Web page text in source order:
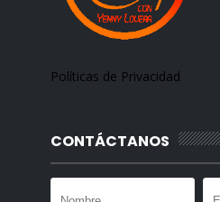
Políticas de Privacidad
CONTÁCTANOS